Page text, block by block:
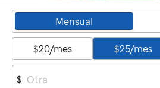
Mensual
$20/mes $25/mes
$